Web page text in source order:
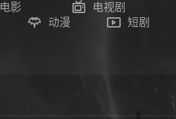
电影
电视剧
动漫 短剧